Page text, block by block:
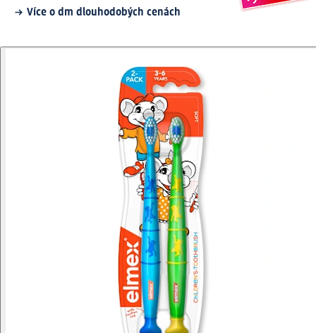
Více o dm dlouhodobých cenách